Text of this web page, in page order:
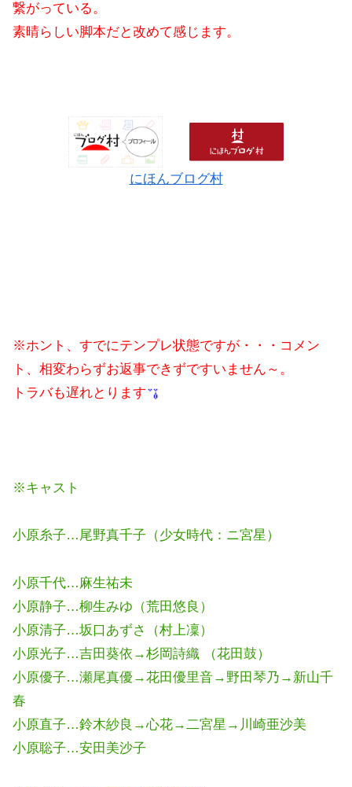
繋がっている。
素晴らしい脚本だと改めて感じます。
にほんブログ村
※ホント、すでにテンプレ状態ですが・・・コメン
ト、相変わらずお返事できずですいません～。
トラバも遅れとります
※キャスト
小原糸子…尾野真千子（少女時代：ニ宮星）
小原千代…麻生祐未
小原静子…柳生みゆ（荒田悠良）
小原清子…坂口あずさ（村上凜）
小原光子…吉田葵依→杉岡詩織 （花田鼓）
小原優子…瀬尾真優→花田優里音→野田琴乃→新山千
春
小原直子…鈴木紗良→心花→二宮星→川崎亜沙美
小原聡子…安田美沙子